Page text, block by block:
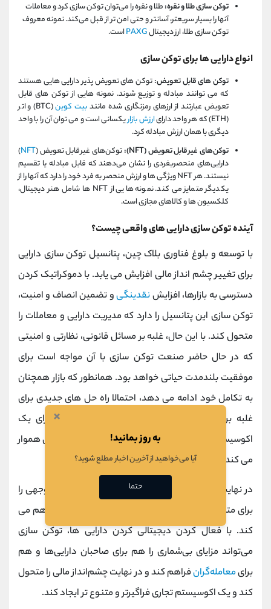
توکن‌ سازی طلا و نقره:طلا و نقره را می‌توان توکن‌ سازی کرد و معاملات
آنها را بسیار سریعتر، آسانتر و حتی امن‌ تر از قبل می‌کند. نمونه معروف
توکن سازی طلا، ارز دیجیتالPAXGاست.
انواع دارایی ها برای توکن سازی
توکن های قابل تعویض:توکن های تعویض پذیر دارایی هایی هستند
که می توانند مبادله و توزیع شوند. نمونه هایی از توکن های قابل
تعویض عبارتند از ارزهای رمزنگاری شده مانندبیت کوین
(BTC) و اتر
(ETH) که هر واحد دارای
ارزش بازاریکسانی است و می توان آن را با واحد
دیگری با همان ارزش مبادله کرد.
توکن‌های غیرقابل تعویض (NFT):
توکن‌های غیرقابل تعویض (NFT
)
دارایی‌های منحصربفردی را نشان می‌دهند که قابل مبادله یا تقسیم
نیستند. هر NFT ویژگی ها و ارزش منحصر به فرد خود را دارد که آنها را از
یکدیگر متمایز می کند. نمونه هایی از NFT ها شامل هنر دیجیتال،
کلکسیون ها و کالاهای مجازی است.
آینده توکن سازی دارایی های واقعی چیست؟
با توسعه و بلوغ فناوری بلاک چین، پتانسیل توکن سازی دارایی
برای تغییر چشم انداز مالی افزایش می یابد. با دموکراتیک کردن
دسترسی به بازارها، افزایشنقدینگیو تضمین انصاف و امنیت،
توکن‌ سازی این پتانسیل را دارد که مدیریت دارایی و معاملات را
متحول کند. با این حال، غلبه بر مسائل قانونی، نظارتی و امنیتی
که در حال حاضر صنعت توکن سازی با آن مواجه است برای
موفقیت بلندمدت حیاتی خواهد بود. همانطور که بازار همچنان
به تکامل خود ادامه می دهد، احتمالا راه حل های جدیدی برای
غلبه بر این چالش ها پدیدار خواهد شد و راه را برای یک
اکوسیستم مالی فراگیرتر و کارآمدتر با فناوری بلاک چین هموار
می کند.
در نهایت،
توکن سازی دارایی های واقعی
فرصت قابل توجهی را
برای متحول کردن شیوه مدیریت و مبادله دارایی ها فراهم می
کند. با فعال کردن دیجیتالی کردن دارایی‌ ها، توکن‌ سازی
می‌تواند مزایای بی‌شماری را هم برای صاحبان دارایی‌ها و هم
برایمعامله‌گرانفراهم کند و در نهایت چشم‌انداز مالی را متحول
کند و یک اکوسیستم تجاری فراگیرتر و متنوع‌ تر ایجاد کند.
×
به روز بمانید!
آیا می‌خواهید از آخرین اخبار مطلع شوید؟
حتما